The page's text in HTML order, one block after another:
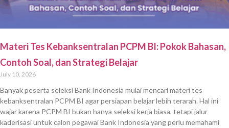
Materi Tes Kebanksentralan PCPM BI: Pokok Bahasan,
Contoh Soal, dan Strategi Belajar
July 10, 2026
Banyak peserta seleksi Bank Indonesia mulai mencari materi tes
kebanksentralan PCPM BI agar persiapan belajar lebih terarah. Hal ini
wajar karena PCPM BI bukan hanya seleksi kerja biasa, tetapi jalur
kaderisasi untuk calon pegawai Bank Indonesia yang perlu memahami